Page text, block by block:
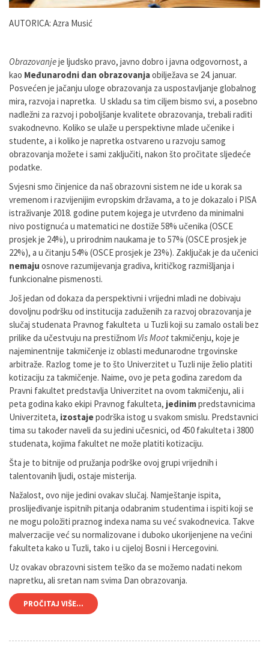
AUTORICA: Azra Musić
Obrazovanjeje ljudsko pravo, javno dobro i javna odgovornost, a
kao Međunarodni dan obrazovanjaobilježava se 24. januar.
Posvećen je jačanju uloge obrazovanja za uspostavljanje globalnog
mira, razvoja i napretka. U skladu sa tim ciljem bismo svi, a posebno
nadležni za razvoj i poboljšanje kvalitete obrazovanja, trebali raditi
svakodnevno. Koliko se ulaže u perspektivne mlade učenike i
studente, a i koliko je napretka ostvareno u razvoju samog
obrazovanja možete i sami zaključiti, nakon što pročitate sljedeće
podatke.
Svjesni smo činjenice da naš obrazovni sistem ne ide u korak sa
vremenom i razvijenijim evropskim državama, a to je dokazalo i PISA
istraživanje 2018. godine putem kojega je utvrđeno da minimalni
nivo postignuća u matematici ne dostiže 58% učenika (OSCE
prosjek je 24%), u prirodnim naukama je to 57% (OSCE prosjek je
22%), a u čitanju 54% (OSCE prosjek je 23%). Zaključak je da učenici
nemaju osnove razumijevanja gradiva, kritičkog razmišljanja i
funkcionalne pismenosti.
Još jedan od dokaza da perspektivni i vrijedni mladi ne dobivaju
dovoljnu podršku od institucija zaduženih za razvoj obrazovanja je
slučaj studenata Pravnog fakulteta u Tuzli koji su zamalo ostali bez
prilike da učestvuju na prestižnom Vis Moot takmičenju, koje je
najeminentnije takmičenje iz oblasti međunarodne trgovinske
arbitraže. Razlog tome je to što Univerzitet u Tuzli nije želio platiti
kotizaciju za takmičenje. Naime, ovo je peta godina zaredom da
Pravni fakultet predstavlja Univerzitet na ovom takmičenju, ali i
peta godina kako ekipi Pravnog fakulteta, jedinimpredstavnicima
Univerziteta, izostajepodrška istog u svakom smislu. Predstavnici
tima su također naveli da su jedini učesnici, od 450 fakulteta i 3800
studenata, kojima fakultet ne može platiti kotizaciju.
Šta je to bitnije od pružanja podrške ovoj grupi vrijednih i
talentovanih ljudi, ostaje misterija.
Nažalost, ovo nije jedini ovakav slučaj. Namještanje ispita,
proslijeđivanje ispitnih pitanja odabranim studentima i ispiti koji se
ne mogu položiti praznog indexa nama su već svakodnevica. Takve
malverzacije već su normalizovane i duboko ukorijenjene na većini
fakulteta kako u Tuzli, tako i u cijeloj Bosni i Hercegovini.
Uz ovakav obrazovni sistem teško da se možemo nadati nekom
napretku, ali sretan nam svima Dan obrazovanja.
PROČITAJ VIŠE...